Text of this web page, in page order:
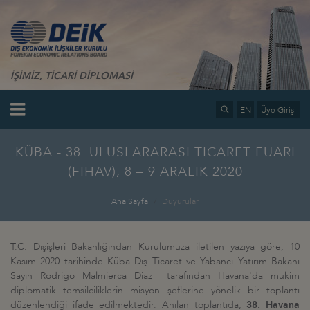
İŞİMİZ, TİCARİ DİPLOMASİ
EN Üye Girişi
KÜBA - 38. ULUSLARARASI TICARET FUARI
(FİHAV), 8 – 9 ARALIK 2020
Ana Sayfa Duyurular
T.C. Dışişleri Bakanlığından Kurulumuza iletilen yazıya göre; 10
Kasım 2020 tarihinde Küba Dış Ticaret ve Yabancı Yatırım Bakanı
Sayın Rodrigo Malmierca Diaz tarafından Havana'da mukim
diplomatik temsilciliklerin misyon şeflerine yönelik bir toplantı
düzenlendiği ifade edilmektedir. Anılan toplantıda, 38. Havana